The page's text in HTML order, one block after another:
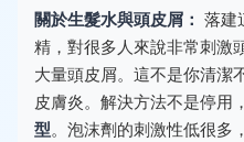
關於生髮水與頭皮屑： 落建
精，對很多人來說非常刺激
大量頭皮屑。這不是你清潔
皮膚炎。解決方法不是停用
型。泡沫劑的刺激性低很多